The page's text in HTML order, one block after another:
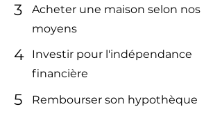
3
Acheter une maison selon nos
moyens
4
Investir pour l'indépendance
financière
5 Rembourser son hypothèque